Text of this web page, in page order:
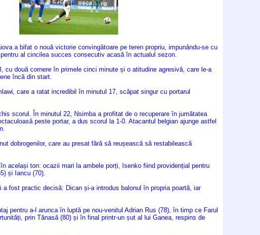
a bifat o nouă victorie convingătoare pe teren propriu, impunându-se cu
al cincilea succes consecutiv acasă în actualul sezon.
cu două cornere în primele cinci minute și o atitudine agresivă, care le-a
încă din start.
care a ratat incredibil în minutul 17, scăpat singur cu portarul
scorul. În minutul 22, Nsimba a profitat de o recuperare în jumătatea
peste portar, a dus scorul la 1-0. Atacantul belgian ajunge astfel
dobrogenilor, care au presat fără să reușească să restabilească
același ton: ocazii mari la ambele porți, Isenko fiind providențial pentru
și Iancu (70).
a fost practic decisă: Dican și-a introdus balonul în propria poartă, iar
pentru a-l arunca în luptă pe nou-venitul Adrian Rus (78), în timp ce Farul
prin Tănasă (80) și în final printr-un șut al lui Ganea, respins de